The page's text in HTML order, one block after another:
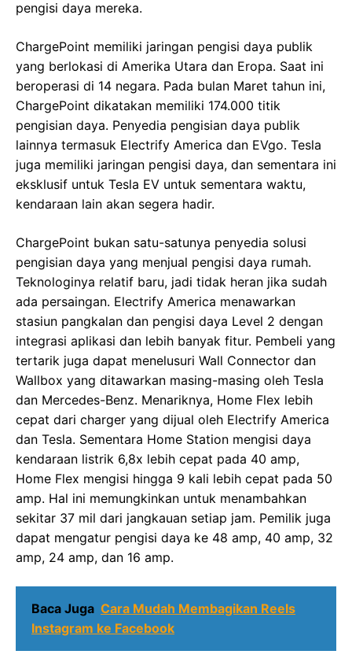
pengisi daya mereka.
ChargePoint memiliki jaringan pengisi daya publik
yang berlokasi di Amerika Utara dan Eropa. Saat ini
beroperasi di 14 negara. Pada bulan Maret tahun ini,
ChargePoint dikatakan memiliki 174.000 titik
pengisian daya. Penyedia pengisian daya publik
lainnya termasuk Electrify America dan EVgo. Tesla
juga memiliki jaringan pengisi daya, dan sementara ini
eksklusif untuk Tesla EV untuk sementara waktu,
kendaraan lain akan segera hadir.
ChargePoint bukan satu-satunya penyedia solusi
pengisian daya yang menjual pengisi daya rumah.
Teknologinya relatif baru, jadi tidak heran jika sudah
ada persaingan. Electrify America menawarkan
stasiun pangkalan dan pengisi daya Level 2 dengan
integrasi aplikasi dan lebih banyak fitur. Pembeli yang
tertarik juga dapat menelusuri Wall Connector dan
Wallbox yang ditawarkan masing-masing oleh Tesla
dan Mercedes-Benz. Menariknya, Home Flex lebih
cepat dari charger yang dijual oleh Electrify America
dan Tesla. Sementara Home Station mengisi daya
kendaraan listrik 6,8x lebih cepat pada 40 amp,
Home Flex mengisi hingga 9 kali lebih cepat pada 50
amp. Hal ini memungkinkan untuk menambahkan
sekitar 37 mil dari jangkauan setiap jam. Pemilik juga
dapat mengatur pengisi daya ke 48 amp, 40 amp, 32
amp, 24 amp, dan 16 amp.
Baca Juga Cara Mudah Membagikan Reels
Instagram ke Facebook